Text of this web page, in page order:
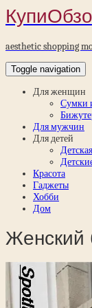
aesthetic shopping
Toggle navigation
Для женщин
Сумки
Для мужчин
Для детей
Красота
Гаджеты
Хобби
Дом
Женский